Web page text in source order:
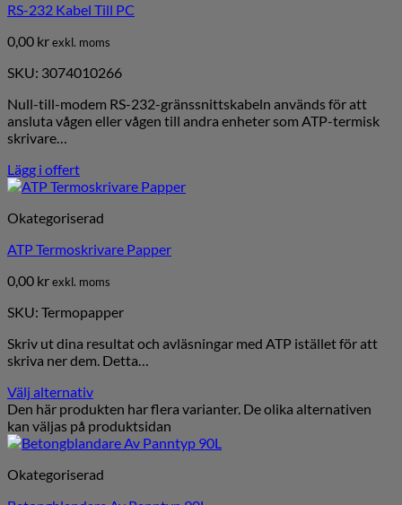
RS-232 Kabel Till PC
0,00 krexkl. moms
SKU: 3074010266
Null-till-modem RS-232-gränssnittskabeln används för att
ansluta vågen eller vågen till andra enheter som ATP-termisk
skrivare…
Lägg i offert
Okategoriserad
ATP Termoskrivare Papper
0,00 krexkl. moms
SKU: Termopapper
Skriv ut dina resultat och avläsningar med ATP istället för att
skriva ner dem. Detta…
Välj alternativ
Den här produkten har flera varianter. De olika alternativen
kan väljas på produktsidan
Okategoriserad